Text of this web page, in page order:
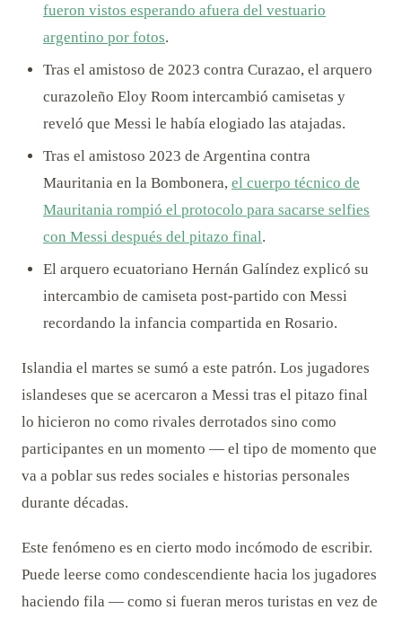
fueron vistos esperando afuera del vestuario
argentino por fotos.
Tras el amistoso de 2023 contra Curazao, el arquero
curazoleño Eloy Room intercambió camisetas y
reveló que Messi le había elogiado las atajadas.
Tras el amistoso 2023 de Argentina contra
Mauritania en la Bombonera, el cuerpo técnico de
Mauritania rompió el protocolo para sacarse selfies
con Messi después del pitazo final.
El arquero ecuatoriano Hernán Galíndez explicó su
intercambio de camiseta post-partido con Messi
recordando la infancia compartida en Rosario.
Islandia el martes se sumó a este patrón. Los jugadores
islandeses que se acercaron a Messi tras el pitazo final
lo hicieron no como rivales derrotados sino como
participantes en un momento — el tipo de momento que
va a poblar sus redes sociales e historias personales
durante décadas.
Este fenómeno es en cierto modo incómodo de escribir.
Puede leerse como condescendiente hacia los jugadores
haciendo fila — como si fueran meros turistas en vez de